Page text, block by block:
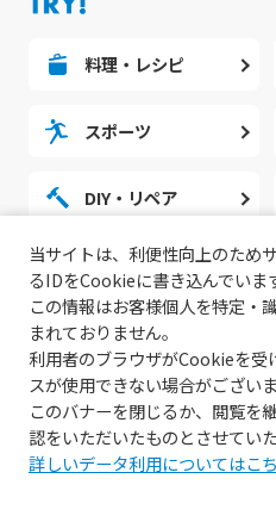
料理・レシピ
スポーツ
DIY・リペア
勉強・スタディ
© 2022 無料動画
当サイトは、利便性向上のため
るIDをCookieに書き込んでいま
この情報はお客様個人を特定・
まれておりません。
利用者のブラウザがCookieを受
スが使用できない場合がございま
このバナーを閉じるか、閲覧を
認をいただいたものとさせていた
詳しいデータ利用についてはこ